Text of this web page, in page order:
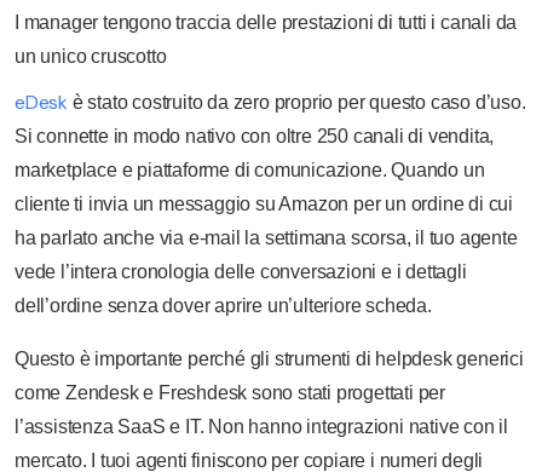
I manager tengono traccia delle prestazioni di tutti i canali da
un unico cruscotto
eDesk è stato costruito da zero proprio per questo caso d’uso.
Si connette in modo nativo con oltre 250 canali di vendita,
marketplace e piattaforme di comunicazione. Quando un
cliente ti invia un messaggio su Amazon per un ordine di cui
ha parlato anche via e-mail la settimana scorsa, il tuo agente
vede l’intera cronologia delle conversazioni e i dettagli
dell’ordine senza dover aprire un’ulteriore scheda.
Questo è importante perché gli strumenti di helpdesk generici
come Zendesk e Freshdesk sono stati progettati per
l’assistenza SaaS e IT. Non hanno integrazioni native con il
mercato. I tuoi agenti finiscono per copiare i numeri degli